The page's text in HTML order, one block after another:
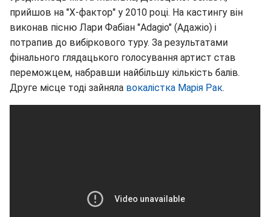
прийшов на "Х-фактор" у 2010 році. На кастингу він
виконав пісню Лари Фабіан "Adagio" (Адажіо) і
потрапив до вибіркового туру. За результатами
фінального глядацького голосування артист став
переможцем, набравши найбільшу кількість балів.
Друге місце тоді зайняла вокалістка Марія Рак.